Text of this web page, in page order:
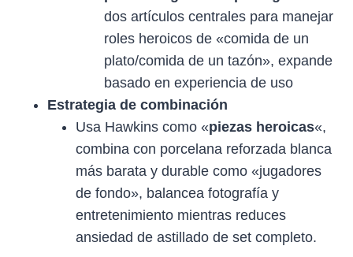
dos artículos centrales para manejar
roles heroicos de «comida de un
plato/comida de un tazón», expande
basado en experiencia de uso
Estrategia de combinación
Usa Hawkins como «piezas heroicas«,
combina con porcelana reforzada blanca
más barata y durable como «jugadores
de fondo», balancea fotografía y
entretenimiento mientras reduces
ansiedad de astillado de set completo.